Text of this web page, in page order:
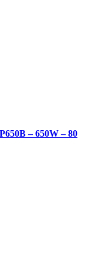
– 650W – 80